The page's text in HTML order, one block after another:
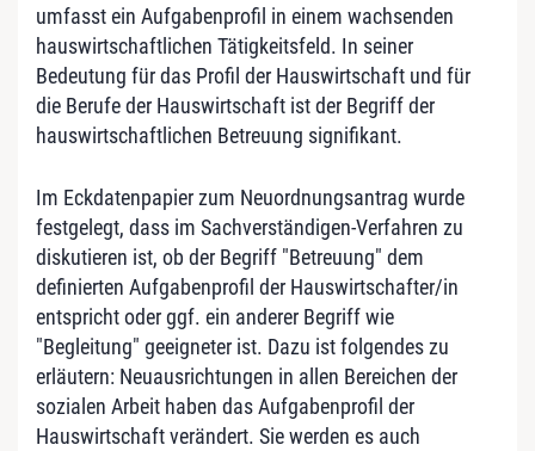
umfasst ein Aufgabenprofil in einem wachsenden
hauswirtschaftlichen Tätigkeitsfeld. In seiner
Bedeutung für das Profil der Hauswirtschaft und für
die Berufe der Hauswirtschaft ist der Begriff der
hauswirtschaftlichen Betreuung signifikant.
Im Eckdatenpapier zum Neuordnungsantrag wurde
festgelegt, dass im Sachverständigen-Verfahren zu
diskutieren ist, ob der Begriff "Betreuung" dem
definierten Aufgabenprofil der Hauswirtschafter/in
entspricht oder ggf. ein anderer Begriff wie
"Begleitung" geeigneter ist. Dazu ist folgendes zu
erläutern: Neuausrichtungen in allen Bereichen der
sozialen Arbeit haben das Aufgabenprofil der
Hauswirtschaft verändert. Sie werden es auch